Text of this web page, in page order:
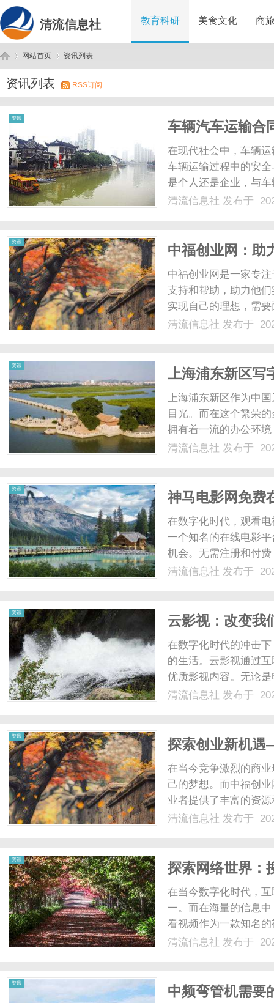
清流信息社 教育科研 美食文化 商
清 ›
网站首页
›
资讯列表
资讯列表 RSS订阅
资讯
车辆汽车运输合
在现代社会中，车辆
车辆运输过程中的安
是个人还是企业，与
下文将详细介绍车辆
清流信息社 发布于
资讯
中福创业网：助
中福创业网是一家专
支持和帮助，助力他
实现自己的理想，需
这些问题而设立的。
清流信息社 发布于
资讯
上海浦东新区写
公空间
上海浦东新区作为中
目光。而在这个繁荣
拥有着一流的办公环
势位于上海浦东新区
清流信息社 发布于
资讯
神马电影网免费
门
在数字化时代，观看
一个知名的在线电影
机会。无需注册和付
界的大门。神马电影
清流信息社 发布于
资讯
云影视：改变我
在数字化时代的冲击
的生活。云影视通过
优质影视内容。无论
视平台的支持，我们
清流信息社 发布于
资讯
探索创业新机
在当今竞争激烈的商
己的梦想。而中福创
业者提供了丰富的资
创业网汇集了各行各
清流信息社 发布于
资讯
探索网络世界：
在当今数字化时代，
一。而在海量的信息
看视频作为一款知名
兴趣视频的途径。搜
清流信息社 发布于
资讯
中频弯管机需要